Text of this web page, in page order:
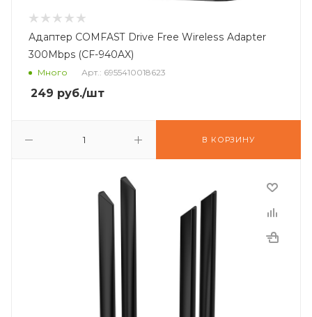
Адаптер COMFAST Drive Free Wireless Adapter
300Mbps (CF-940AX)
Много Арт.: 6955410018623
249 руб./шт
В КОРЗИНУ